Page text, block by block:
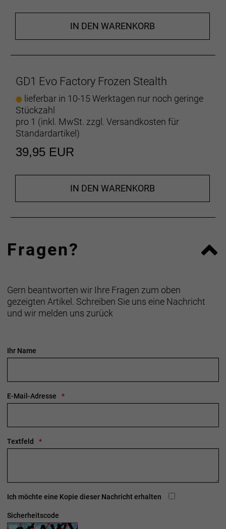
IN DEN WARENKORB
GD1 Evo Factory Frozen Stealth
lieferbar in 10-15 Werktagen nur noch geringe
Stückzahl
pro 1 (inkl. MwSt. zzgl. Versandkosten für
Standardartikel)
39,95 EUR
IN DEN WARENKORB
Fragen?
Gern beantworten wir Ihre Fragen zum oben
gezeigten Artikel. Schreiben Sie uns eine Nachricht
und wir melden uns zurück
Ihr Name
E-Mail-Adresse
Textfeld
Ich möchte eine Kopie dieser Nachricht erhalten
Sicherheitscode